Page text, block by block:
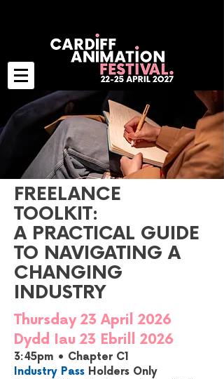
FREELANCE
TOOLKIT:
A PRACTICAL GUIDE
TO NAVIGATING A
CHANGING
INDUSTRY
Thursday 23 April 2026
Dydd Iau 23 Ebrill 2026
3:45pm • Chapter C1
Industry Pass Holders Only